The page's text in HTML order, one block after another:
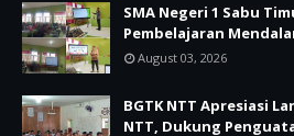
SMA Negeri 1 Sabu
Pembelajaran
August 03, 2026
BGTK NTT Apresiasi
NTT, Dukung